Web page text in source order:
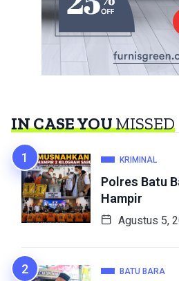
IN CASE YOUMISSED
KRIMINAL
Polres Batu
Hampir
Agustus 5,
BATU BARA